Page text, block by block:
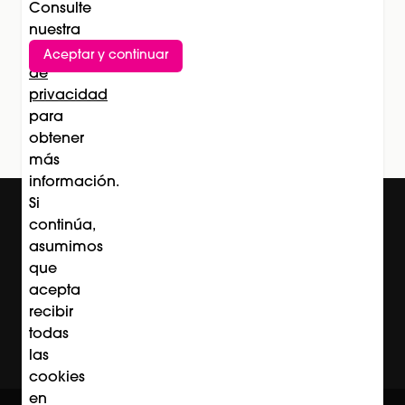
Suscríbete al newsletter
Consulte
nuestra
Política
de
privacidad
para
obtener
más
información.
Si
continúa,
asumimos
que
acepta
recibir
todas
las
cookies
en
Aceptar y continuar